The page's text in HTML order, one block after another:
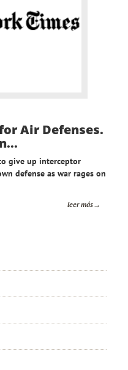
Air Defenses.
give up interceptor
defense as war rages on
leer más